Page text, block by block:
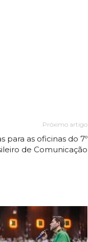
Próximo artigo
para as oficinas do 7º
de Comunicação